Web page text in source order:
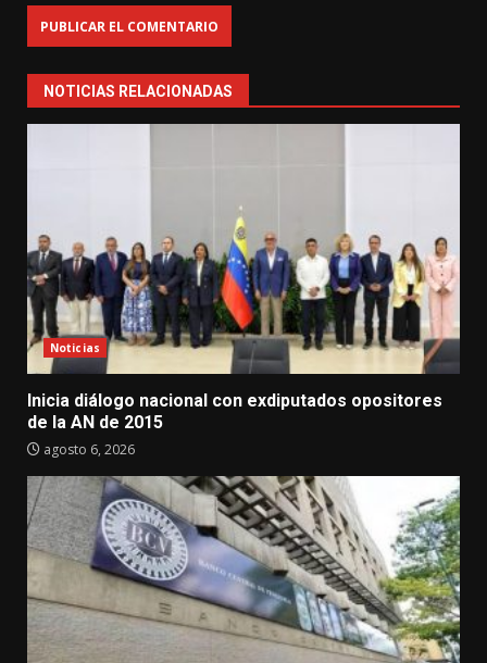
NOTICIAS RELACIONADAS
Noticias
Inicia diálogo nacional con exdiputados opositores
de la AN de 2015
agosto 6, 2026